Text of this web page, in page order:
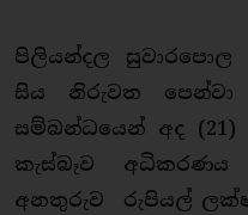
පිලියන්දල සුවාරපොල
සිය නිරුවත පෙන්වා
සම්බන්ධයෙන් අද
කැස්බෑව
අනතුරුව රුපියල් ලක්ෂ